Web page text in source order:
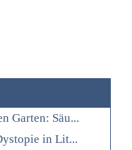
Garten: Säu...
in Lit...